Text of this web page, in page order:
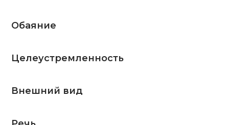
Обаяние
Целеустремленность
Внешний вид